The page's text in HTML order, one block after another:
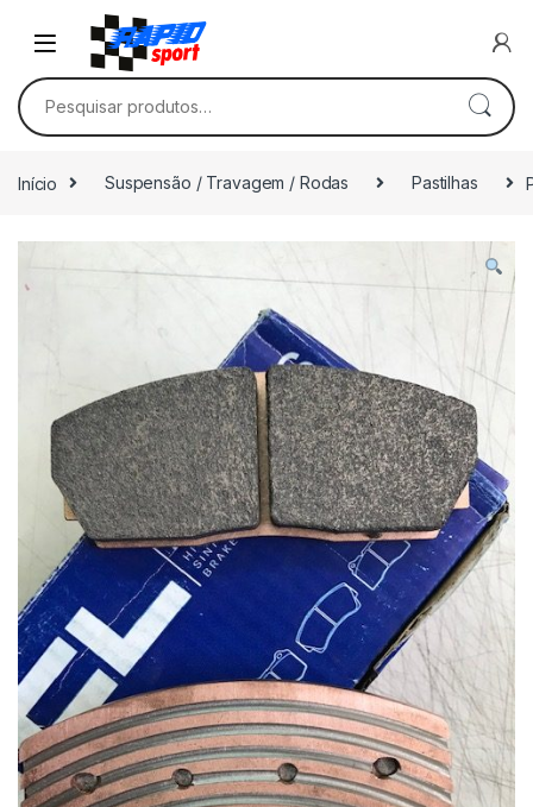
Skip to navigation
Skip to content
Pesquisar por:
Início Suspensão / Travagem / Rodas Pastilhas